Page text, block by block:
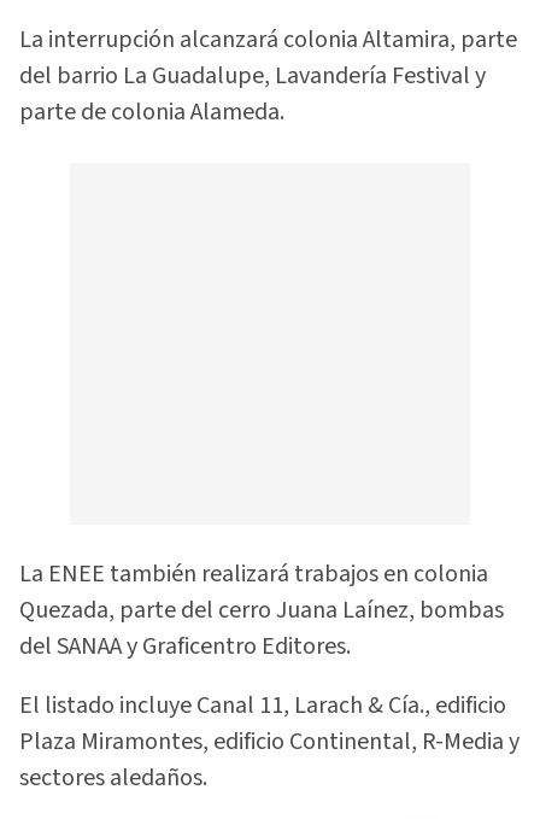
La interrupción alcanzará colonia Altamira, parte
del barrio La Guadalupe, Lavandería Festival y
parte de colonia Alameda.
La ENEE también realizará trabajos en colonia
Quezada, parte del cerro Juana Laínez, bombas
del SANAA y Graficentro Editores.
El listado incluye Canal 11, Larach & Cía., edificio
Plaza Miramontes, edificio Continental, R-Media y
sectores aledaños.